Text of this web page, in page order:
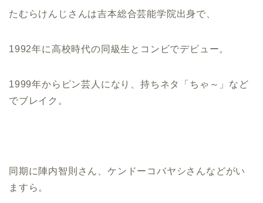
たむらけんじさんは吉本総合芸能学院出身で、
1992年に高校時代の同級生とコンビでデビュー。
1999年からピン芸人になり、持ちネタ「ちゃ～」など
でブレイク。
同期に陣内智則さん、ケンドーコバヤシさんなどがい
ますら。